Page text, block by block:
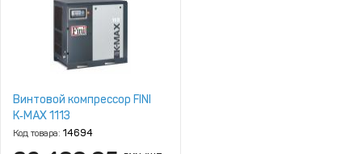
Винтовой компрессор FINI
K‑MAX 1113
Код товара: 14694